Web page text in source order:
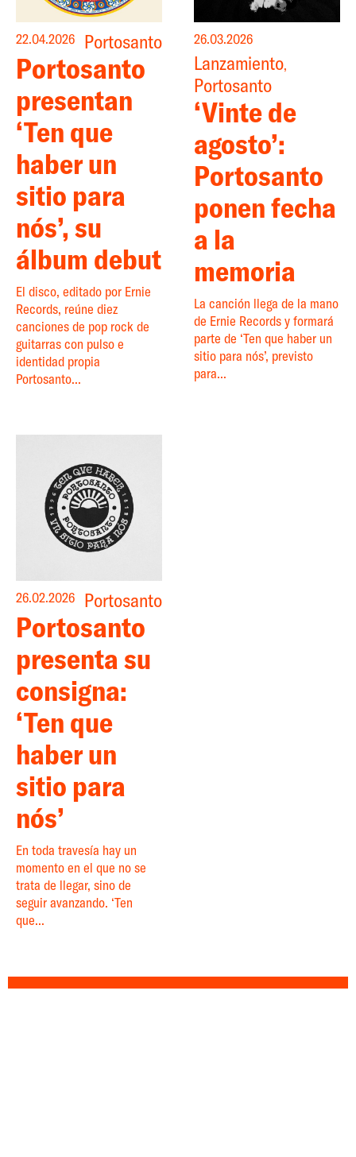
22.04.2026 Portosanto
Portosanto
presentan
‘Ten que
haber un
sitio para
nós’, su
álbum debut
El disco, editado por Ernie
Records, reúne diez
canciones de pop rock de
guitarras con pulso e
identidad propia
Portosanto...
26.03.2026
Lanzamiento,
Portosanto
‘Vinte de
agosto’:
Portosanto
ponen fecha
a la
memoria
La canción llega de la mano
de Ernie Records y formará
parte de ‘Ten que haber un
sitio para nós’, previsto
para...
26.02.2026 Portosanto
Portosanto
presenta su
consigna:
‘Ten que
haber un
sitio para
nós’
En toda travesía hay un
momento en el que no se
trata de llegar, sino de
seguir avanzando. ‘Ten
que...